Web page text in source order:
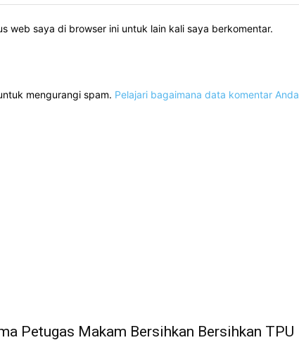
web saya di browser ini untuk lain kali saya berkomentar.
mengurangi spam. Pelajari bagaimana data komentar Anda
Petugas Makam Bersihkan Bersihkan TPU